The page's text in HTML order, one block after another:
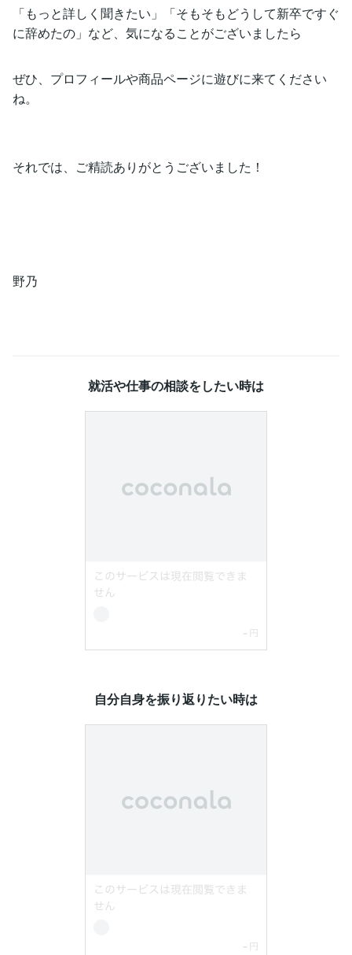
「もっと詳しく聞きたい」「そもそもどうして新卒ですぐ
に辞めたの」など、気になることがございましたら
ぜひ、プロフィールや商品ページに遊びに来てください
ね。
それでは、ご精読ありがとうございました！
野乃
就活や仕事の相談をしたい時は
自分自身を振り返りたい時は